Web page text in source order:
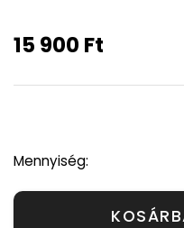
15 900 Ft
Mennyiség: